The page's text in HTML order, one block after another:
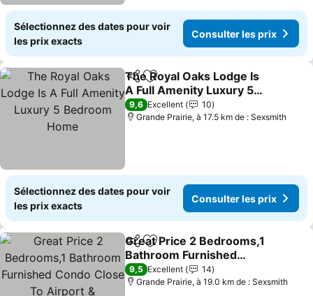
Sélectionnez des dates pour voir
les prix exacts
Consulter les prix
PartagerAjouter à mes favoris
The Royal Oaks Lodge Is
A Full Amenity Luxury 5
Bedroom Home
9,6 Excellent
10
Grande Prairie, à 17.5 km de : Sexsmith
Sélectionnez des dates pour voir
les prix exacts
Consulter les prix
PartagerAjouter à mes favoris
Great Price 2 Bedrooms,1
Bathroom Furnished
Condo Close To Airport &
Amenities!!
9,5 Excellent
14
Grande Prairie, à 19.0 km de : Sexsmith